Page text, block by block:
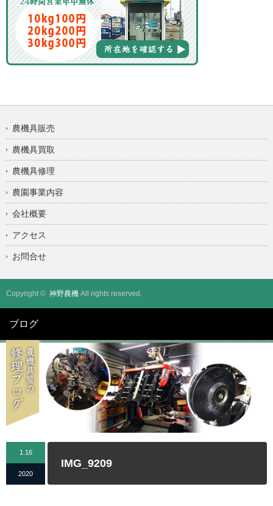
農機具販売
農機具買取
農機具修理
農園事業内容
会社概要
アクセス
お問合せ
Copyright © 神野農機 All rights reserved.
ブログ
1.16
2020
IMG_9209